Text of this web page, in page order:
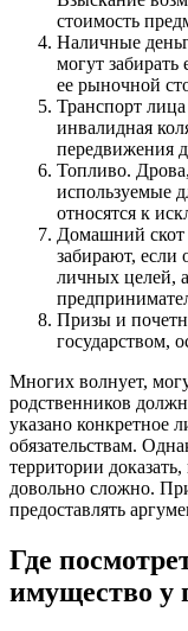
стоимость
Наличные
могут забирать
ее рыночной
Транспорт
инвалидная
передвижения
Топливо.
используемые
относятся к
Домашний скот
забирают, если
личных целей,
Призы и
государством,
Многих волнует,
родственников
указано конкретное
обязательствам.
территории
довольно сложно.
предоставлять
Где
имущество у